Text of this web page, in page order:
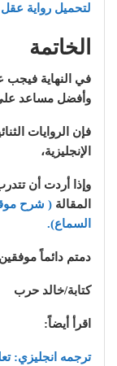
لتحميل رواية
الخاتمة
في النهاية فيجب
وأفضل مساعد
فإن الروايات
الإنجليزية،
وإذا أردت أن
المقالة
السماع).
دمتم دائماً
كتابة/خالد حرب
اقرأ أيضاً:
ترجمه انجليزي: